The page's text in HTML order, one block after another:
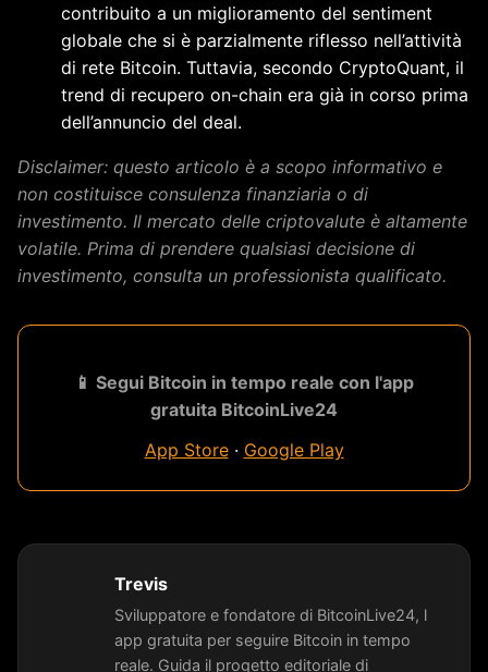
contribuito a un miglioramento del sentiment
globale che si è parzialmente riflesso nell’attività
di rete Bitcoin. Tuttavia, secondo CryptoQuant, il
trend di recupero on-chain era già in corso prima
dell’annuncio del deal.
Disclaimer: questo articolo è a scopo informativo e
non costituisce consulenza finanziaria o di
investimento. Il mercato delle criptovalute è altamente
volatile. Prima di prendere qualsiasi decisione di
investimento, consulta un professionista qualificato.
📱 Segui Bitcoin in tempo reale con l'app
gratuita BitcoinLive24
App Store· Google Play
Trevis
Sviluppatore e fondatore di BitcoinLive24, l
app gratuita per seguire Bitcoin in tempo
reale. Guida il progetto editoriale di